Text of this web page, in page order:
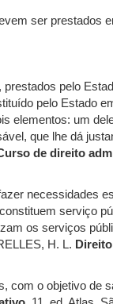
ser prestados
pelo
pelo Estado
elementos: um
que lhe dá
de direito
necessidades
serviço
os serviços
H. L.
com o objetivo de